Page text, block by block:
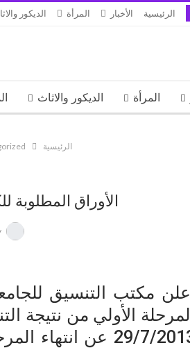
الرئيسية الأخبار المرأة الديكور
المرأة الديكور والاثاث
الرئيسية
الأوراق المطلوبة
أعلن مكتب التنسيق
29/7/2013 عن